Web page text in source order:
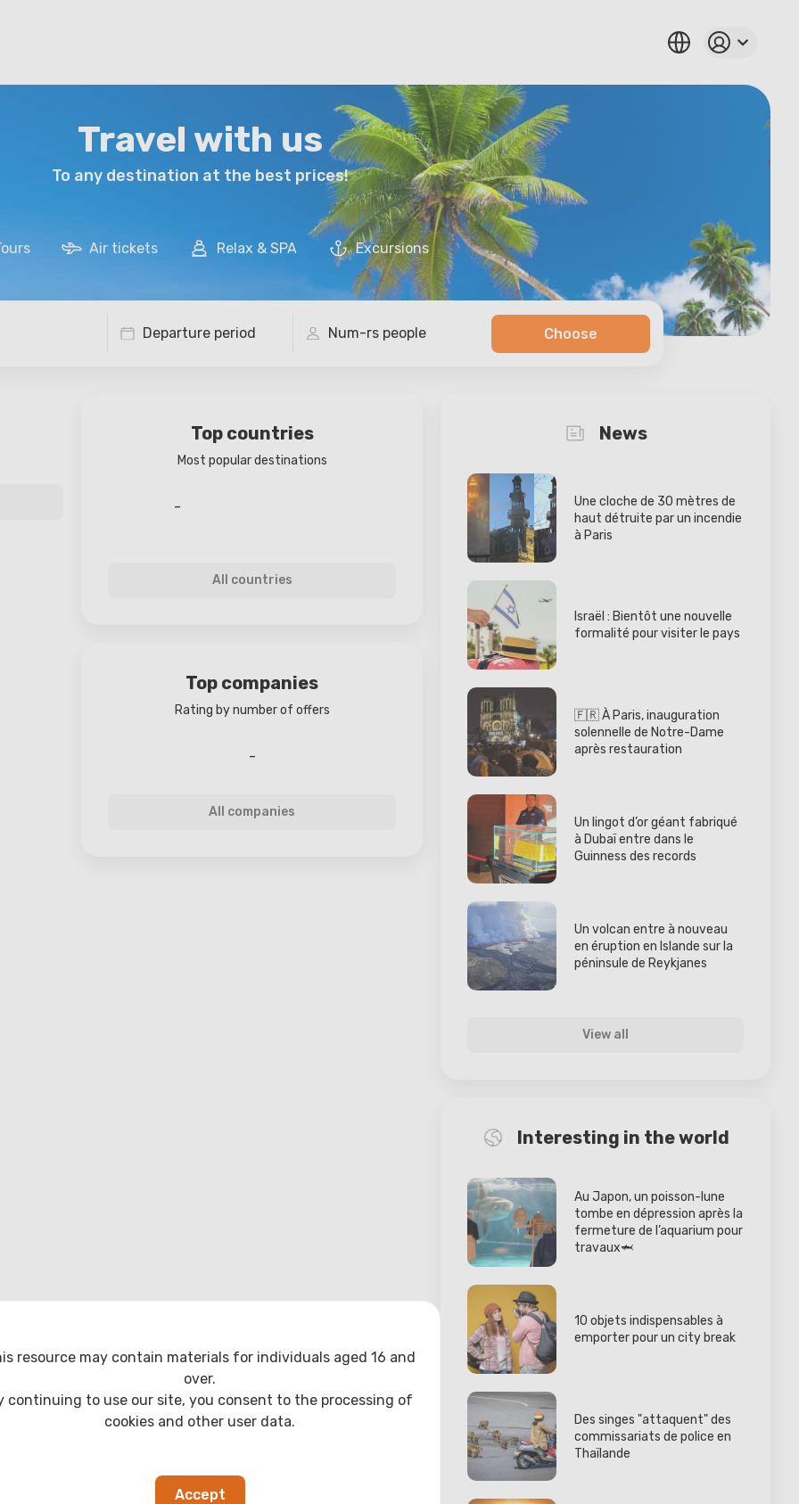
Travel with us
To any destination at the best prices!
Air tickets Relax & SPA Excursions
Departure period Num-rs people Choose
Top countries
Most popular destinations
-
All countries
Top companies
Rating by number of offers
-
All companies
News
Une cloche de 30 mètres de
haut détruite par un incendie
à Paris
Israël : Bientôt une nouvelle
formalité pour visiter le pays
🇫🇷 À Paris, inauguration
solennelle de Notre-Dame
après restauration
Un lingot d’or géant fabriqué
à Dubaï entre dans le
Guinness des records
Un volcan entre à nouveau
en éruption en Islande sur la
péninsule de Reykjanes
View all
Interesting in the world
Au Japon, un poisson-lune
tombe en dépression après la
fermeture de l’aquarium pour
travaux🦈
10 objets indispensables à
emporter pour un city break
Des singes "attaquent" des
commissariats de police en
Thaïlande
resource may contain materials for individuals aged 16 and
over.
continuing to use our site, you consent to the processing of
cookies and other user data.
Accept